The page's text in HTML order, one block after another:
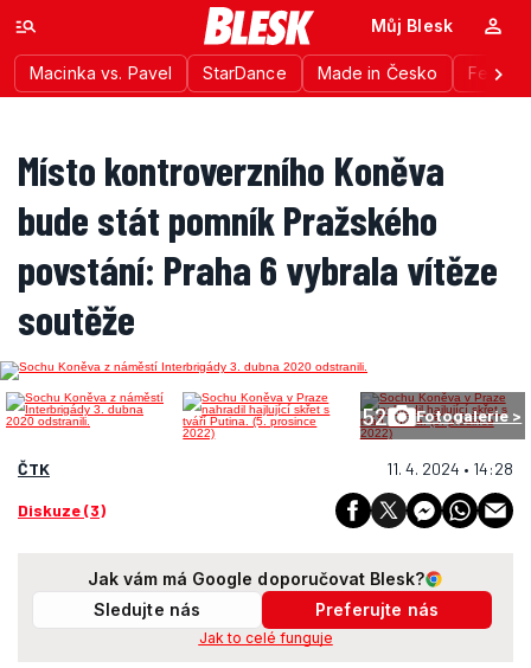
Macinka vs. Pavel StarDance Made in Česko
Můj Blesk
Místo kontroverzního Koněva
bude stát pomník Pražského
povstání: Praha 6 vybrala vítěze
soutěže
52 Fotogalerie >
ČTK 11. 4. 2024 • 14:28
Diskuze (3)
Jak vám má Google doporučovat Blesk?
Sledujte nás
Preferujte nás
Jak to celé funguje